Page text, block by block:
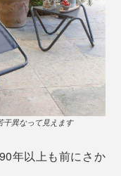
「グレー」に変更となりま
「グレー」に変更となりま
ダ、屋上など、く
畳み式のいいとこ
み方はコツを掴めば
干異なって見えます
年以上も前にさか